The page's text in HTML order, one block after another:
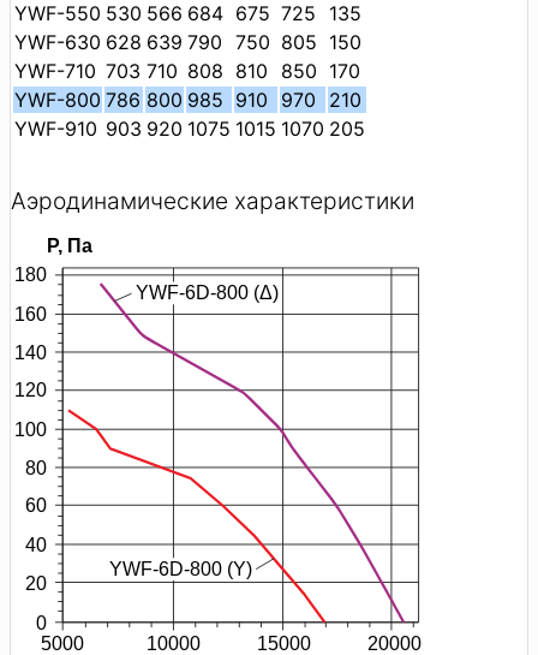
YWF-550 530 566 684 675 725
135
YWF-630 628 639 790 750 805 150
YWF-710 703 710 808 810 850 170
YWF-800 786 800 985 910 970
210
YWF-910 903 920 1075 1015 1070 205
Аэродинамические характеристики